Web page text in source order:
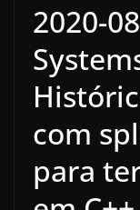
2020-
com
para